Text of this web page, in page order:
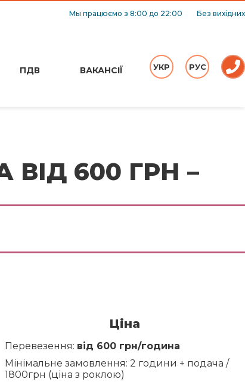
Мы працюємо з 8:00 до 22:00 Без вихідних
ПДВ ВАКАНСІЇ УКР РУС
600 ГРН –
Ціна
Перевезення: від 600 грн/година
Мінімальне замовлення: 2 години + подача /
1800грн (ціна з роклою)